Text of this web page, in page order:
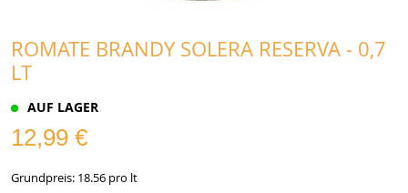
ROMATE BRANDY SOLERA RESERVA - 0,7
LT
AUF LAGER
12,99 €
Grundpreis: 18.56 pro lt